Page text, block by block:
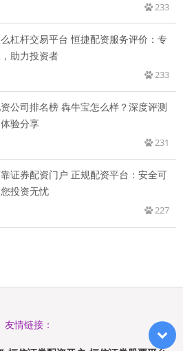
233
杠杆交易平台 恒捷配资服务评价：专
助力投资者
233
公司排名榜 犇牛宝怎么样？深度评测
验分享
231
证券配资门户 正规配资平台：安全可
投资无忧
227
友情链接：